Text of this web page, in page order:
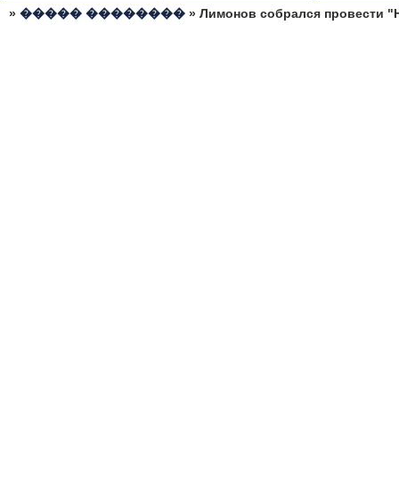
» ����� �������� » Лимонов собрался провести